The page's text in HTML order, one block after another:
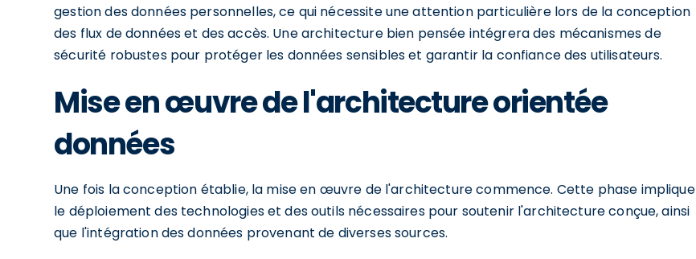
gestion des données personnelles, ce qui nécessite une attention particulière lors de la conception
des flux de données et des accès. Une architecture bien pensée intégrera des mécanismes de
sécurité robustes pour protéger les données sensibles et garantir la confiance des utilisateurs.
Mise en œuvre de l'architecture orientée
données
Une fois la conception établie, la mise en œuvre de l'architecture commence. Cette phase implique
le déploiement des technologies et des outils nécessaires pour soutenir l'architecture conçue, ainsi
que l'intégration des données provenant de diverses sources.